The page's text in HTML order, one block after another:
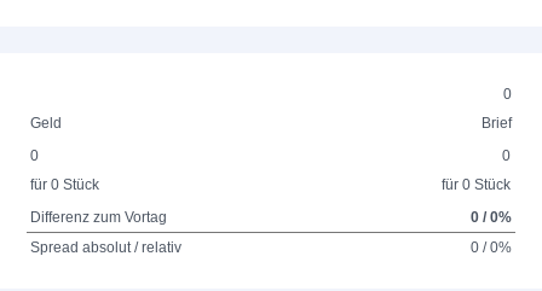
0
Geld
Brief
0
für 0 Stück
0
für 0 Stück
Differenz zum Vortag
0 / 0%
Spread absolut / relativ
0 / 0%